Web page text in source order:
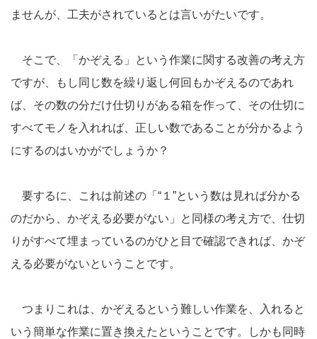
ませんが、工夫がされているとは言いがたいです。
そこで、「かぞえる」という作業に関する改善の考え方
ですが、もし同じ数を繰り返し何回もかぞえるのであれ
ば、その数の分だけ仕切りがある箱を作って、その仕切に
すべてモノを入れれば、正しい数であることが分かるよう
にするのはいかがでしょうか？
要するに、これは前述の「“１”という数は見れば分かる
のだから、かぞえる必要がない」と同様の考え方で、仕切
りがすべて埋まっているのがひと目で確認できれば、かぞ
える必要がないということです。
つまりこれは、かぞえるという難しい作業を、入れると
いう簡単な作業に置き換えたということです。しかも同時